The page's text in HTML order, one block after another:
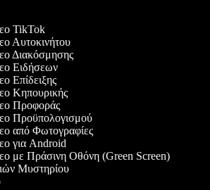
TikTok
Αυτοκινήτου
Διακόσμησης
Ειδήσεων
Επίδειξης
Κηπουρικής
Προφοράς
Προϋπολογισμού
από Φωτογραφίες
για Android
με Πράσινη Οθόνη (Green Screen)
Μυστηρίου